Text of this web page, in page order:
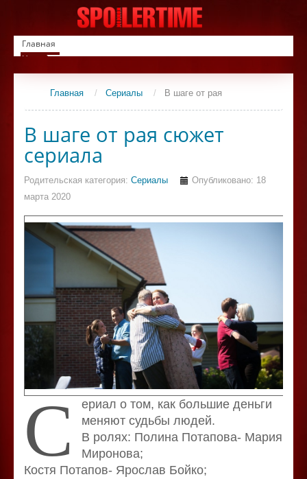
Главная
Новинки
Список фильмов
СериалыГлавная / Сериалы / В шаге от рая
В шаге от рая сюжет
сериала
Родительская категория: Сериалы
Опубликовано: 18
марта 2020
С ериал о том, как большие деньги
меняют судьбы людей.
В ролях: Полина Потапова- Мария
Миронова;
Костя Потапов- Ярослав Бойко;